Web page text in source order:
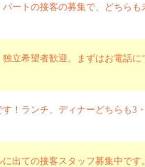
ートの接客の募集で、どちら
立希望者歓迎。まずはお電話
！ランチ、ディナーどちらも3
出ての接客スタッフ募集中で